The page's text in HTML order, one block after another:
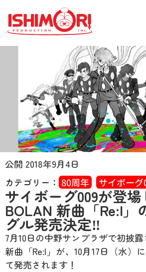
公開 2018年9月4日
カテゴリー： 80周年 サイボー
サイボーグ009が登
BOLAN 新曲「Re:I」
グル発売決定‼
7月10日の中野サンプラザで初披露
新曲「Re:I 」が、10月17日（水）に
て発売されます！